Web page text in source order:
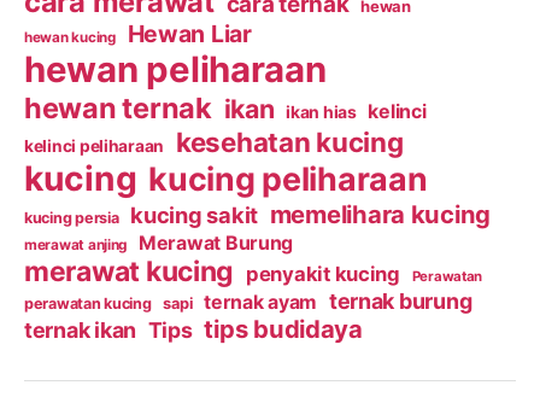
hewan
hewan kucing Hewan Liar
hewan peliharaan
hewan ternak ikan ikan hias kelinci
kelinci peliharaan kesehatan kucing
kucing kucing peliharaan
kucing persia kucing sakit memelihara kucing
merawat anjing Merawat Burung
merawat kucing penyakit kucing Perawatan
perawatan kucing sapi ternak ayam ternak burung
ternak ikan Tips tips budidaya